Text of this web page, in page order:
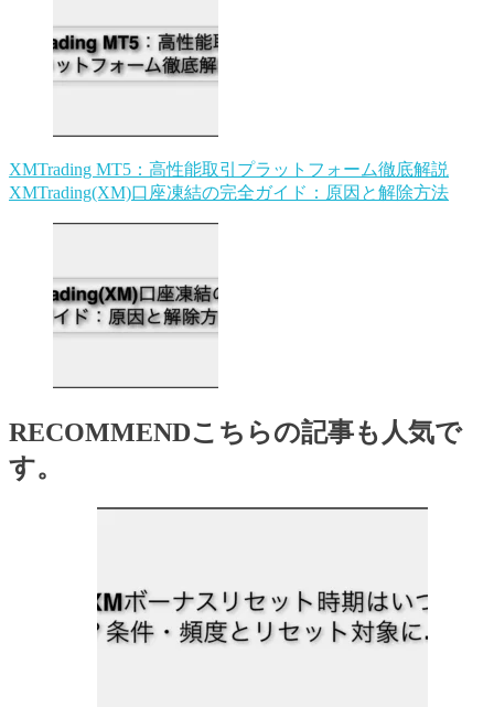
XMTrading MT5：高性能取引プラットフォーム徹底解説
XMTrading(XM)口座凍結の完全ガイド：原因と解除方法
RECOMMENDこちらの記事も人気で
す。